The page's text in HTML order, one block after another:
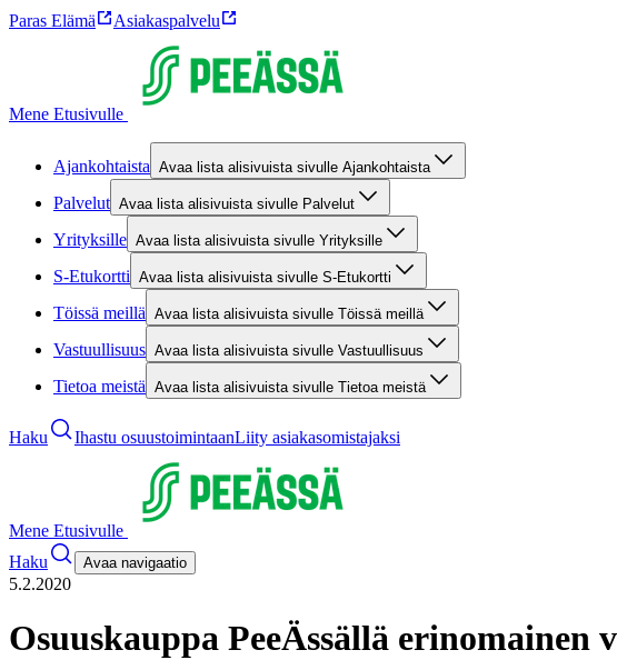
Paras Elämä Asiakaspalvelu
Mene Etusivulle
Ajankohtaista Avaa lista alisivuista sivulle Ajankohtaista
Palvelut Avaa lista alisivuista sivulle Palvelut
Yrityksille Avaa lista alisivuista sivulle Yrityksille
S-Etukortti Avaa lista alisivuista sivulle S-Etukortti
Töissä meillä Avaa lista alisivuista sivulle Töissä meillä
Vastuullisuus Avaa lista alisivuista sivulle Vastuullisuus
Tietoa meistä Avaa lista alisivuista sivulle Tietoa meistä
Haku Ihastu osuustoimintaanLiity asiakasomistajaksi
Mene Etusivulle
Haku
Avaa navigaatio
5.2.2020
Osuuskauppa PeeÄssällä erinomainen